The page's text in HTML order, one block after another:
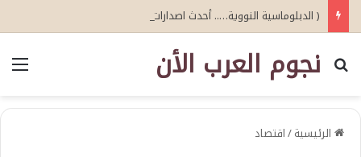
( الدبلوماسية النووية….. أحدث اصدارات أبو عيطة )
نجوم العرب الأن
بحث عن
الرئيسية/اقتصاد